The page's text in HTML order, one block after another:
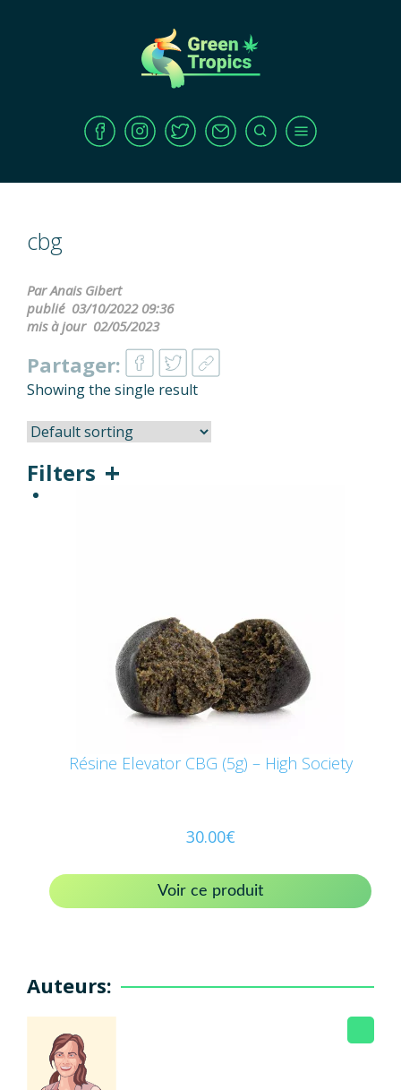
cbg
Par Anais Gibert
publié 03/10/2022 09:36
mis à jour 02/05/2023
Partager:
Showing the single result
Résine Elevator CBG (5g) – High Society
30.00€
Voir ce produit
Filters
Auteurs: